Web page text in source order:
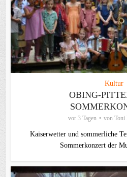
Kultur
OBING-
vor 3 Tagen von Toni
Kaiserwetter und sommerliche
Sommerkonzert der